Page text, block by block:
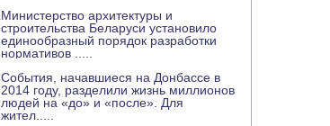
Министерство архитектуры и
строительства Беларуси установило
единообразный порядок разработки
нормативов
События, начавшиеся на Донбассе в
2014 году, разделили жизнь миллионов
людей на «до» и «после». Для
жител